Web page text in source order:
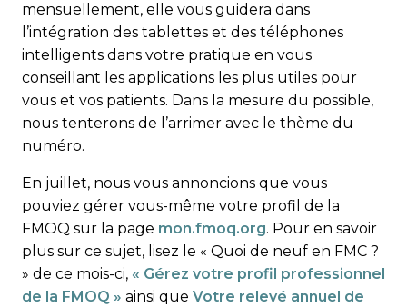
mensuellement, elle vous guidera dans
l’intégration des tablettes et des téléphones
intelligents dans votre pratique en vous
conseillant les applications les plus utiles pour
vous et vos patients. Dans la mesure du possible,
nous tenterons de l’arrimer avec le thème du
numéro.
En juillet, nous vous annoncions que vous
pouviez gérer vous-même votre profil de la
FMOQ sur la page mon.fmoq.org. Pour en savoir
plus sur ce sujet, lisez le « Quoi de neuf en FMC ?
» de ce mois-ci, « Gérez votre profil professionnel
de la FMOQ » ainsi que Votre relevé annuel de